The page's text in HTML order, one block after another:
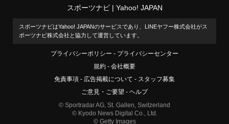
スポーツナビ Yahoo! JAPAN
スポーツナビはYahoo! JAPANのサービスであり、LINEヤフー株式会社がス
ポーツナビ株式会社と協力して運営しています。
プライバシーポリシー
プライバシーセンター
規約
会社概要
免責事項
広告掲載について
スタッフ募集
ご意見・ご要望
ヘルプ
© Sportradar AG, St. Gallen, Switzerland
© Kyodo News Digital Co., Ltd.
© Getty Images